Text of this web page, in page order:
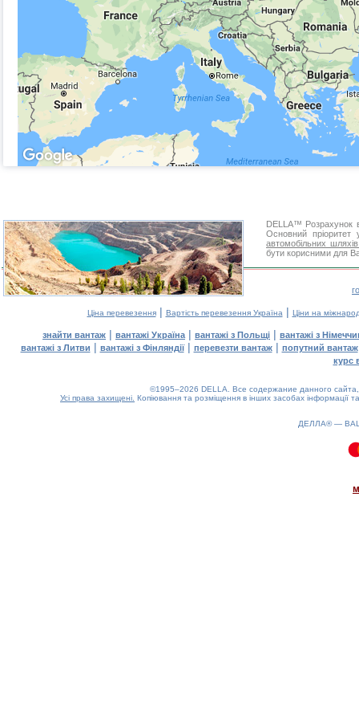
DELLA™ Розрахунок
Основний
автомобільних
бути корисними для
Ціна перевезення| Вартість перевезення Україна | Ціни на
знайти вантаж | вантажі Україна | вантажі з Польщі | вантажі з
вантажі з Литви | вантажі з Фінляндії| перевезти вантаж| попутний вантаж
курс
©1995–2026 DELLA. Все содержание данного
Усі права захищені. Копіювання та розміщення в інших засобах інформації
ДЕЛЛА® —